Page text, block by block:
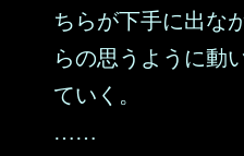
ちらが下手に出な
らの思うように動
ていく。
……